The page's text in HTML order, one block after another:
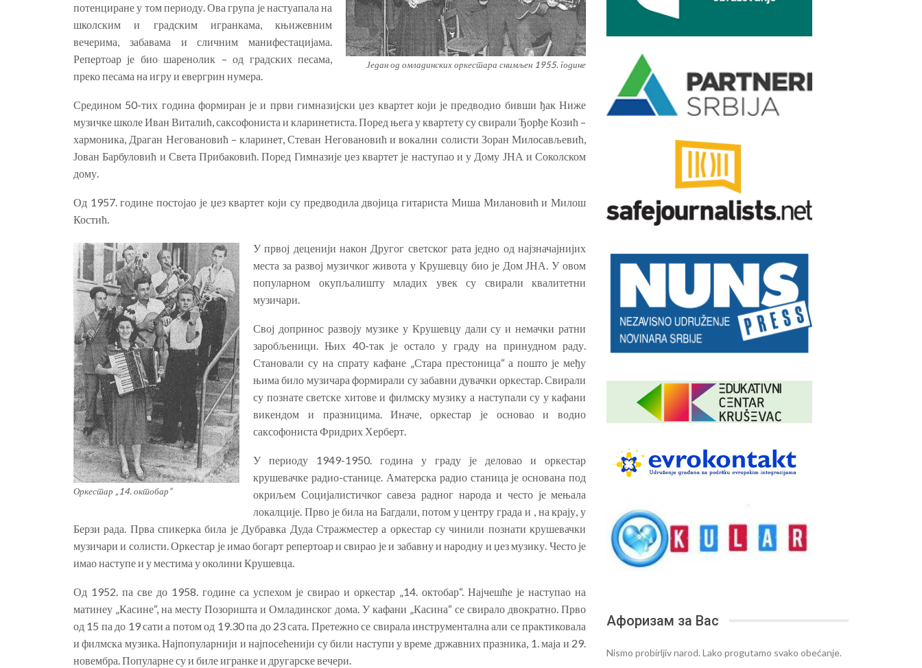
Један од омладинских оркестара снимљен 1955. године
потенциране у том периоду. Ова група је настуапала на
школским и градским игранкама, књижевним
вечерима, забавама и сличним манифестацијама.
Репертоар је био шаренолик – од градских песама,
преко песама на игру и евергрин нумера.
Средином 50-тих година формиран је и први гимназијски џез квартет који је предводио бивши ђак Ниже
музичке школе Иван Виталић, саксофониста и кларинетиста. Поред њега у квартету су свирали Ђорђе Козић –
хармоника, Драган Неговановић – кларинет, Стеван Неговановић и вокални солисти Зоран Милосављевић,
Јован Барбуловић и Света Прибаковић. Поред Гимназије џез квартет је наступао и у Дому ЈНА и Соколском
дому.
Од 1957. године постојао је џез квартет који су предводила двојица гитариста Миша Милановић и Милош
Костић.
Оркестар „14. октобар“
У првој деценији након Другог светског рата једно од најзначајнијих
места за развој музичког живота у Крушевцу био је Дом ЈНА. У овом
популарном окупљалишту младих увек су свирали квалитетни
музичари.
Свој допринос развоју музике у Крушевцу дали су и немачки ратни
заробљеници. Њих 40-так је остало у граду на принудном раду.
Становали су на спрату кафане „Стара престоница“ а пошто је међу
њима било музичара формирали су забавни дувачки оркестар. Свирали
су познате светске хитове и филмску музику а наступали су у кафани
викендом и празницима. Иначе, оркестар је основао и водио
саксофониста Фридрих Херберт.
У периоду 1949-1950. година у граду је деловао и оркестар
крушевачке радио-станице. Аматерска радио станица је основана под
окриљем Социјалистичког савеза радног народа и често је мењала
локалције. Прво је била на Багдали, потом у центру града и , на крају, у
Берзи рада. Прва спикерка била је Дубравка Дуда Стражместер а оркестар су чинили познати крушевачки
музичари и солисти. Оркестар је имао богарт репертоар и свирао је и забавну и народну и џез музику. Често је
имао наступе и у местима у околини Крушевца.
Од 1952. па све до 1958. године са успехом је свирао и оркестар „14. октобар“. Најчешће је наступао на
матинеу „Касине“, на месту Позоришта и Омладинског дома. У кафани „Касина“ се свирало двократно. Прво
од 15 па до 19 сати а потом од 19.30 па до 23 сата. Претежно се свирала инструментална али се практиковала
и филмска музика. Најпопуларнији и најпосећенији су били наступи у време државних празника, 1. маја и 29.
новембра. Популарне су и биле игранке и другарске вечери.
Афоризам за Вас
Nismo probirljiv narod. Lako progutamo svako obećanje.